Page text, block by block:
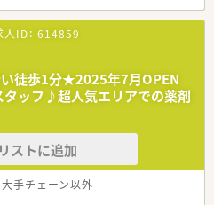
ついて】
増加に伴う体制強化のための急募
ら円滑に業務を進められる方を求めて
何よりもお人柄を重視しており、患
で誠実に接することができる方を歓
方や新卒の方も積極的に採用してお
長したいという意欲のある方を募集し
ID： 614859
い徒歩1分★2025年7月OPEN
タッフ♪超人気エリアでの薬剤
ストに追加
大手チェーン以外